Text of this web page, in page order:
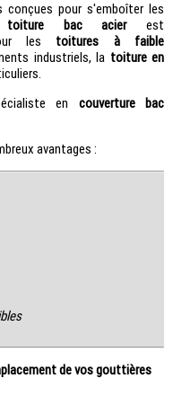
conçues pour s'emboîter les
toiture bac acier est
les toitures à faible
industriels, la toiture en
en couverture bac
avantages :
de vos gouttières